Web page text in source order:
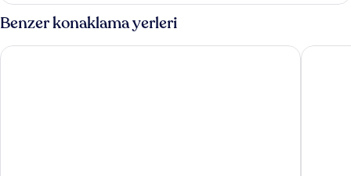
fazla
Benzer konaklama yerleri
Grande Real Santa Eulalia Resort Masana